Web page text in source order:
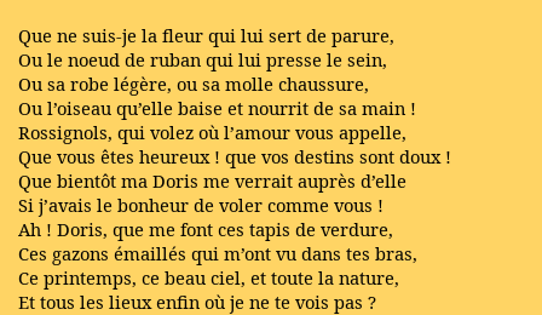
Que ne suis-je la fleur qui lui sert de parure,
Ou le noeud de ruban qui lui presse le sein,
Ou sa robe légère, ou sa molle chaussure,
Ou l’oiseau qu’elle baise et nourrit de sa main !
Rossignols, qui volez où l’amour vous appelle,
Que vous êtes heureux ! que vos destins sont doux !
Que bientôt ma Doris me verrait auprès d’elle
Si j’avais le bonheur de voler comme vous !
Ah ! Doris, que me font ces tapis de verdure,
Ces gazons émaillés qui m’ont vu dans tes bras,
Ce printemps, ce beau ciel, et toute la nature,
Et tous les lieux enfin où je ne te vois pas ?